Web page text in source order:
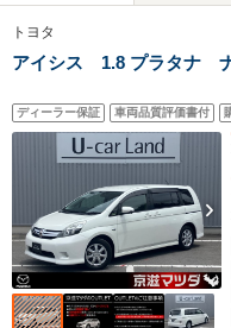
トヨタ
アイシス 1.8 プラタナ
ディーラー保証 車両品質評価書付